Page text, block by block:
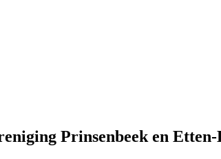
Prinsenbeek en